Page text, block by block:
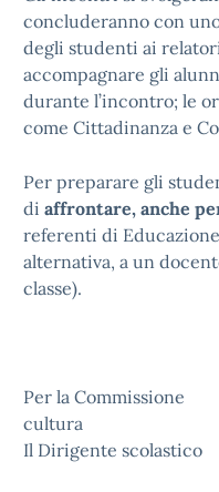
concluderanno con
degli studenti ai
accompagnare gli
durante l’incontro; le
come Cittadinanza e
Per preparare gli
di affrontare, anche
referenti di
alternativa, a un
classe).
Per la Commissione
Il Dirigente scolastico